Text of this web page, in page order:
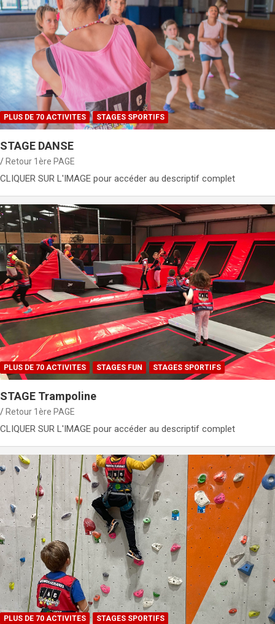
PLUS DE 70 ACTIVITES STAGES SPORTIFS
STAGE DANSE
Retour 1ère PAGE
CLIQUER SUR L'IMAGE pour accéder au descriptif complet
PLUS DE 70 ACTIVITES STAGES FUN STAGES SPORTIFS
STAGE Trampoline
Retour 1ère PAGE
CLIQUER SUR L'IMAGE pour accéder au descriptif complet
PLUS DE 70 ACTIVITES STAGES SPORTIFS